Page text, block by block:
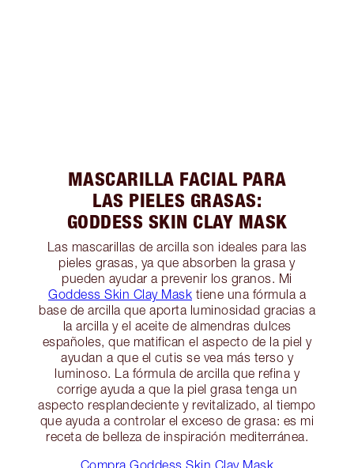
MASCARILLA FACIAL PARA
LAS PIELES GRASAS:
GODDESS SKIN CLAY MASK
Las mascarillas de arcilla son ideales para las
pieles grasas, ya que absorben la grasa y
pueden ayudar a prevenir los granos. Mi
Goddess Skin Clay Mask tiene una fórmula a
base de arcilla que aporta luminosidad gracias a
la arcilla y el aceite de almendras dulces
españoles, que matifican el aspecto de la piel y
ayudan a que el cutis se vea más terso y
luminoso. La fórmula de arcilla que refina y
corrige ayuda a que la piel grasa tenga un
aspecto resplandeciente y revitalizado, al tiempo
que ayuda a controlar el exceso de grasa: es mi
receta de belleza de inspiración mediterránea.
Compra Goddess Skin Clay Mask